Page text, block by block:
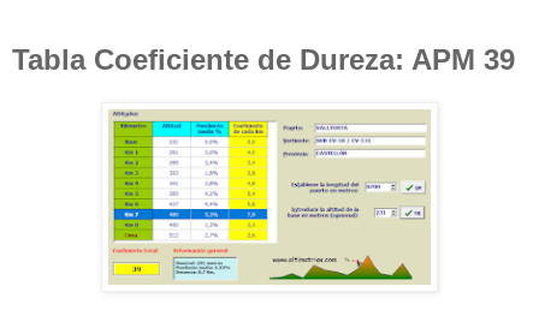
Tabla Coeficiente de Dureza: APM 39